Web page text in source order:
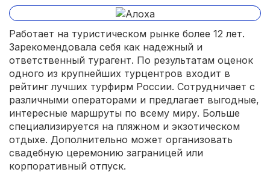
Работает на туристическом рынке более 12 лет.
Зарекомендовала себя как надежный и
ответственный турагент. По результатам оценок
одного из крупнейших турцентров входит в
рейтинг лучших турфирм России. Сотрудничает с
различными операторами и предлагает выгодные,
интересные маршруты по всему миру. Больше
специализируется на пляжном и экзотическом
отдыхе. Дополнительно может организовать
свадебную церемонию заграницей или
корпоративный отпуск.